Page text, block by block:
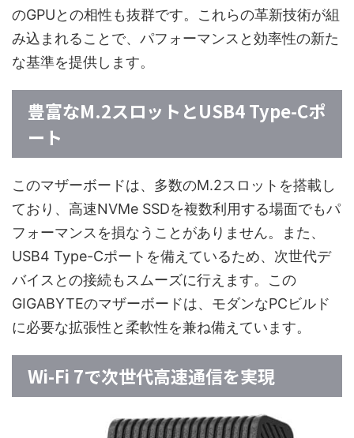
のGPUとの相性も抜群です。これらの革新技術が組
み込まれることで、パフォーマンスと効率性の新た
な基準を提供します。
豊富なM.2スロットとUSB4 Type-Cポ
ート
このマザーボードは、多数のM.2スロットを搭載し
ており、高速NVMe SSDを複数利用する場面でもパ
フォーマンスを損なうことがありません。また、
USB4 Type-Cポートを備えているため、次世代デ
バイスとの接続もスムーズに行えます。この
GIGABYTEのマザーボードは、モダンなPCビルド
に必要な拡張性と柔軟性を兼ね備えています。
Wi-Fi 7で次世代高速通信を実現